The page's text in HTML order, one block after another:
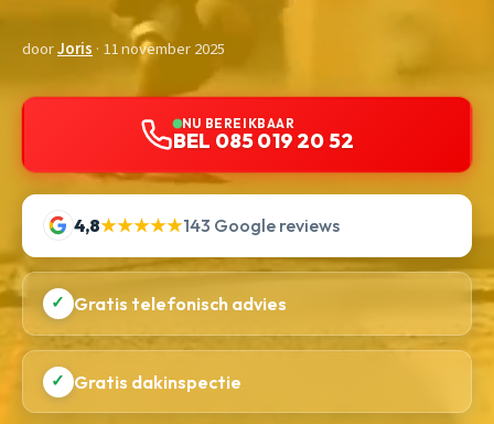
doorJoris · 11 november 2025
NU BEREIKBAAR
BEL 085 019 20 52
4,8★★★★★143 Google reviews
✓ Gratis telefonisch advies
✓ Gratis dakinspectie